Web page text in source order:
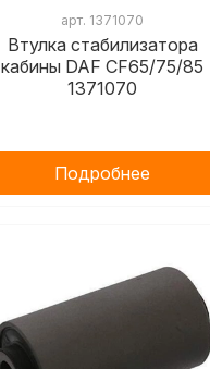
арт. 1371070
Втулка стабилизатора
кабины DAF CF65/75/85
1371070
Подробнее